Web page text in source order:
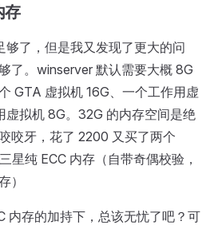
存
够了，但是我又发现了更大的问
了。winserver 默认需要大概 8G
GTA 虚拟机 16G、一个工作用虚
虚拟机 8G。32G 的内存空间是绝
咬牙，花了 2200 又买了两个
星纯 ECC 内存（自带奇偶校验，
）
内存的加持下，总该无忧了吧？可